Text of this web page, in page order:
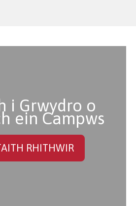
i Grwydro o
ein Campws
RHITHWIR